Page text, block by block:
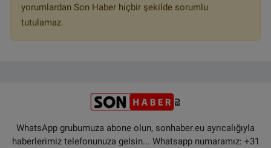
yorumlardan Son Haber hiçbir şekilde sorumlu
tutulamaz.
WhatsApp grubumuza abone olun, sonhaber.eu ayrıcalığıyla
haberlerimiz telefonunuza gelsin... Whatsapp numaramız: +31